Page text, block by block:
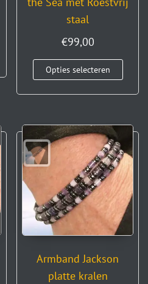
staal
€99,00
Opties selecteren
Armband Jackson
platte kralen